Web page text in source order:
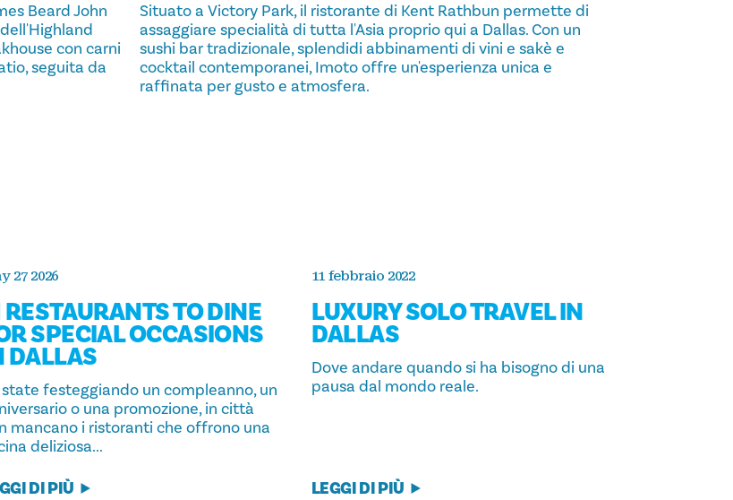
Beard John
con carni
seguita da
Situato a Victory Park, il ristorante di Kent Rathbun permette di
assaggiare specialità di tutta l'Asia proprio qui a Dallas. Con un
sushi bar tradizionale, splendidi abbinamenti di vini e sakè e
cocktail contemporanei, Imoto offre un'esperienza unica e
raffinata per gusto e atmosfera.
27 2026
RESTAURANTS TO DINE
SPECIAL OCCASIONS
DALLAS
state festeggiando un compleanno, un
o una promozione, in città
mancano i ristoranti che offrono una
deliziosa...
DI PIÙ
11 febbraio 2022
LUXURY SOLO TRAVEL IN
DALLAS
Dove andare quando si ha bisogno di una
pausa dal mondo reale.
LEGGI DI PIÙ